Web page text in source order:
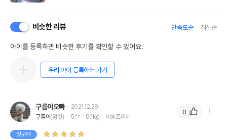
비슷한 리뷰 만족도순 최신순
아이를 등록하면 비슷한 후기를 확인할 수 있어요.
우리 아이 등록하러 가기
구름이오빠
2021.12.29
구름이 (암컷) 5살 6.1kg 비숑프리제
첫구매
0